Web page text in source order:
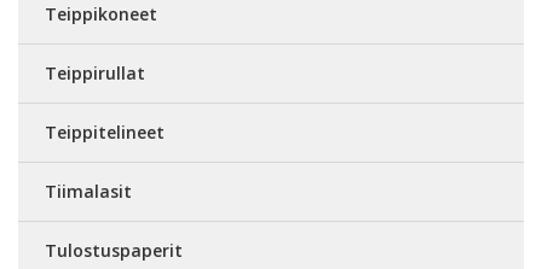
Teippikoneet
Teippirullat
Teippitelineet
Tiimalasit
Tulostuspaperit